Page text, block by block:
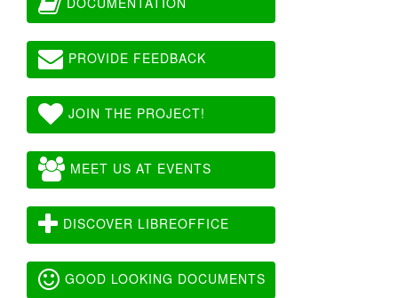
PROVIDE FEEDBACK
JOIN THE PROJECT!
MEET US AT EVENTS
DISCOVER LIBREOFFICE
GOOD LOOKING DOCUMENTS